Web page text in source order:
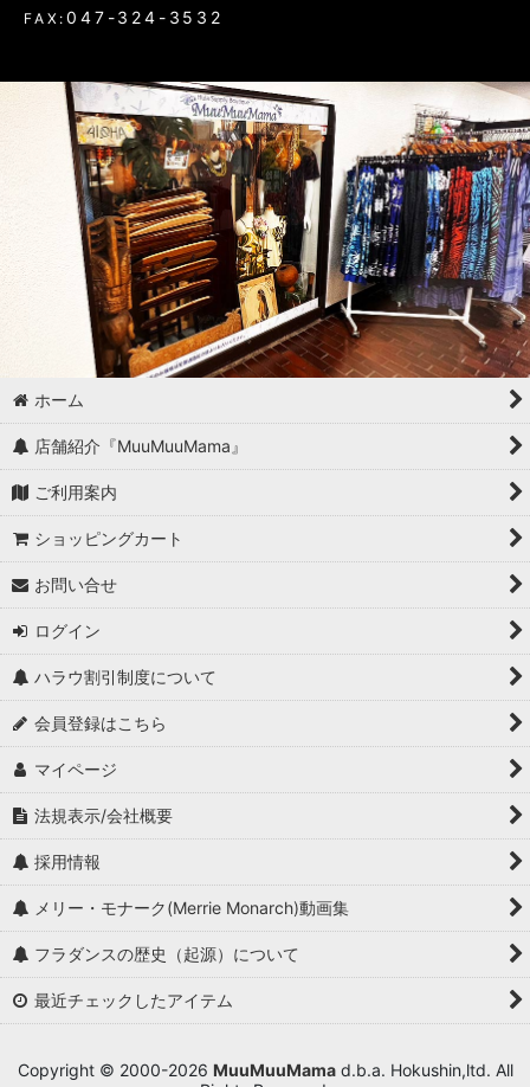
FAX:047-324-3532
ホーム
店舗紹介『MuuMuuMama』
ご利用案内
ショッピングカート
お問い合せ
ログイン
ハラウ割引制度について
会員登録はこちら
マイページ
法規表示/会社概要
採用情報
メリー・モナーク(Merrie Monarch)動画集
フラダンスの歴史（起源）について
最近チェックしたアイテム
Copyright © 2000-2026 MuuMuuMamad.b.a. Hokushin,ltd. All